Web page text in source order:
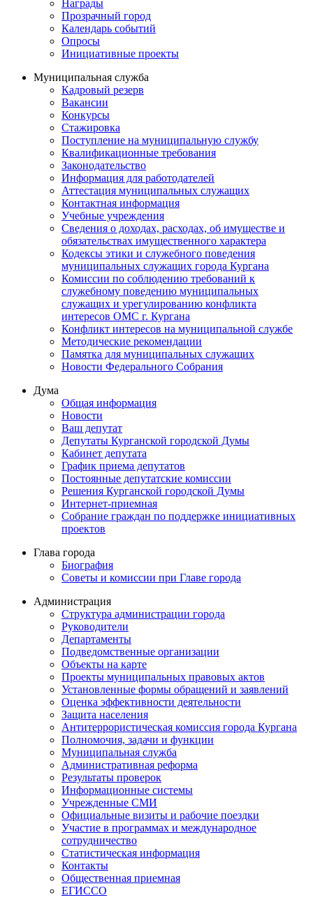
Награды
Прозрачный город
Календарь событий
Опросы
Инициативные проекты
Муниципальная служба
Кадровый резерв
Вакансии
Конкурсы
Стажировка
Поступление на муниципальную службу
Квалификационные требования
Законодательство
Информация для работодателей
Аттестация муниципальных служащих
Контактная информация
Учебные учреждения
Сведения о доходах, расходах, об имуществе и
обязательствах имущественного характера
Кодексы этики и служебного поведения
муниципальных служащих города Кургана
Комиссии по соблюдению требований к
служебному поведению муниципальных
служащих и урегулированию конфликта
интересов ОМС г. Кургана
Конфликт интересов на муниципальной службе
Методические рекомендации
Памятка для муниципальных служащих
Новости Федерального Cобрания
Дума
Общая информация
Новости
Ваш депутат
Депутаты Курганской городской Думы
Кабинет депутата
График приема депутатов
Постоянные депутатские комиссии
Решения Курганской городской Думы
Интернет-приемная
Собрание граждан по поддержке инициативных
проектов
Глава города
Биография
Советы и комиссии при Главе города
Администрация
Структура администрации города
Руководители
Департаменты
Подведомственные организации
Объекты на карте
Проекты муниципальных правовых актов
Установленные формы обращений и заявлений
Оценка эффективности деятельности
Защита населения
Антитеррористическая комиссия города Кургана
Полномочия, задачи и функции
Муниципальная служба
Административная реформа
Результаты проверок
Информационные системы
Учрежденные СМИ
Официальные визиты и рабочие поездки
Участие в программах и международное
сотрудничество
Статистическая информация
Контакты
Общественная приемная
ЕГИССО